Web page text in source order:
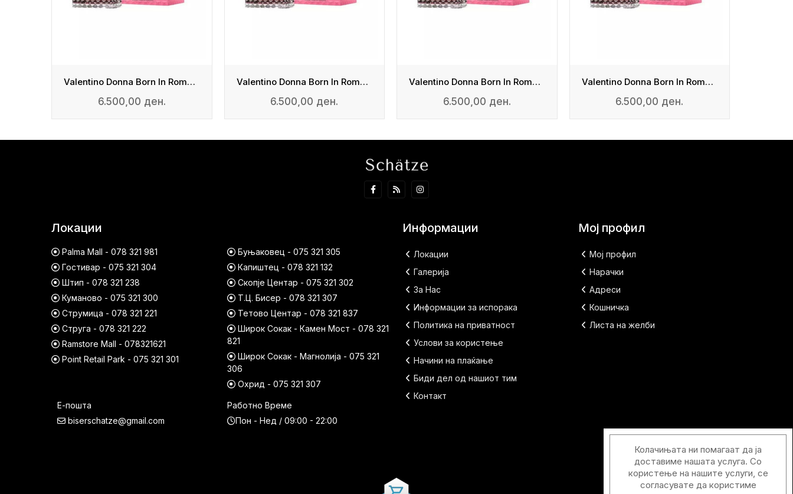
Valentino Donna Born In Roma Intense - EDP
6.500,00 ден.
Valentino Donna Born In Roma Intense - EDP
6.500,00 ден.
Valentino Donna Born In Roma Intense - EDP
6.500,00 ден.
Valentino Donna Born In Roma Intense - EDP
6.500,00 ден.
Локации
Palma Mall - 078 321 981
Гостивар - 075 321 304
Штип - 078 321 238
Куманово - 075 321 300
Струмица - 078 321 221
Струга - 078 321 222
Ramstore Mall - 078321621
Point Retail Park - 075 321 301
Буњаковец - 075 321 305
Капиштец - 078 321 132
Скопје Центар - 075 321 302
Т.Ц. Бисер - 078 321 307
Тетово Центар - 078 321 837
Широк Сокак - Камен Мост - 078 321
821
Широк Сокак - Магнолија - 075 321
306
Охрид - 075 321 307
Е-пошта
biserschatze@gmail.com
Работно Време
Пон - Нед / 09:00 - 22:00
Информации
Локации
Галерија
За Нас
Информации за испорака
Политика на приватност
Услови за користење
Начини на плаќање
Биди дел од нашиот тим
Контакт
Мој профил
Мој профил
Нарачки
Адреси
Кошничка
Листа на желби
Колачињата ни помагаат да ја
доставиме нашата услуга. Со
користење на нашите услуги, се
согласувате да користиме